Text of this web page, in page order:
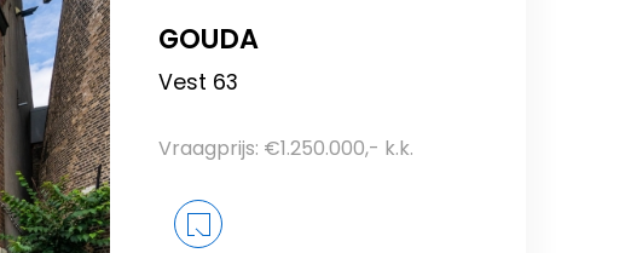
GOUDA
Vest 63
Vraagprijs: €1.250.000,- k.k.